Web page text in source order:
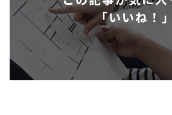
「いいね！」